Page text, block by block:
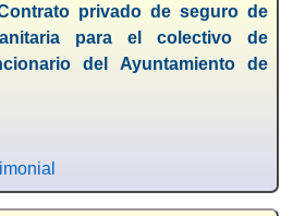
privado de seguro de
para el colectivo de
del Ayuntamiento de